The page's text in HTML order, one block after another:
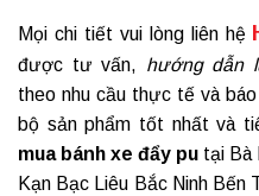
Mọi chi tiết vui lòng liên hệ
được tư vấn, hướng dẫn
theo nhu cầu thực tế và báo
bộ sản phẩm tốt nhất và
mua bánh xe đẩy pu tại Bà
Kạn Bạc Liêu Bắc Ninh